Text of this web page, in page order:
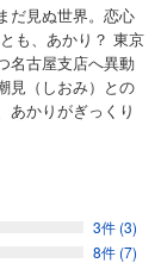
だ見ぬ世界。恋心
も、あかり？ 東京
名古屋支店へ異動
見（しおみ）との
かりがぎっくり
3件 (3)
8件 (7)